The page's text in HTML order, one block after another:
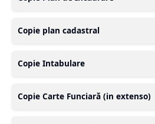
Copie plan cadastral
Copie Intabulare
Copie Carte Funciară (in extenso)